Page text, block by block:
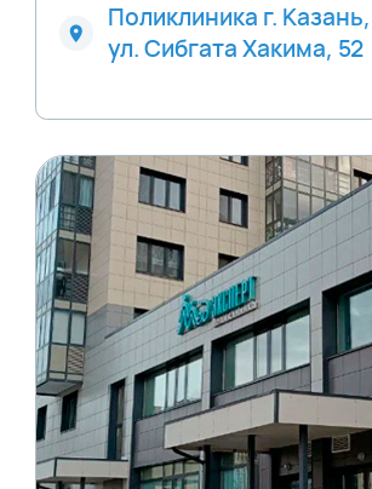
Поликлиника г. Казань,
ул. Сибгата Хакима, 52